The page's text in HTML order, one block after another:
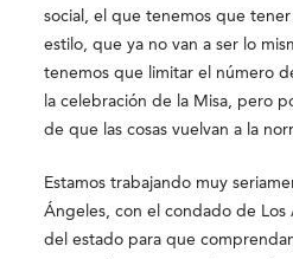
social, el que tenemos que tener
estilo, que ya no van a ser lo
tenemos que limitar el número
la celebración de la Misa, pero
de que las cosas vuelvan a la
Estamos trabajando muy
Ángeles, con el condado de
del estado para que